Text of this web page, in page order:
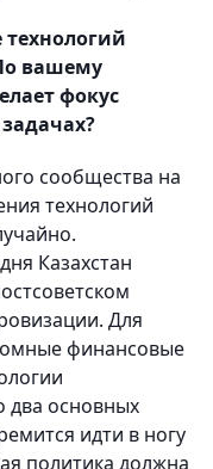
вашему
фокус
сообщества на
технологий
Казахстан
Для
финансовые
два основных
идти в ногу
политика должна